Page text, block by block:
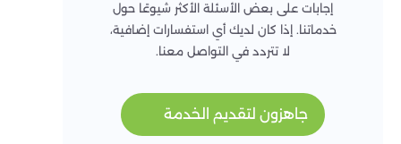
إجابات على بعض الأسئلة الأكثر شيوعًا حول
خدماتنا. إذا كان لديك أي استفسارات إضافية،
لا تتردد في التواصل معنا.
جاهزون لتقديم الخدمة